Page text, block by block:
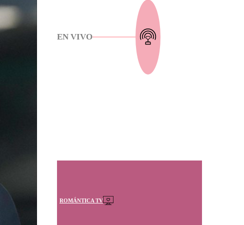
EN VIVO
ROMÁNTICA TV